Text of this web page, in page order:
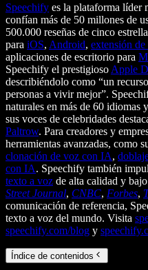
Speechify es la plataforma líder
confían más de 50 millones de
500.000 reseñas de cinco
para iOS, Android, extensión
aplicaciones de escritorio para
Speechify el prestigioso Apple
describiéndolo como “un
personas a vivir mejor”.
naturales en más de 60 idiomas
sus voces de celebridades
Paltrow. Para creadores y
herramientas avanzadas, como
clonación de voz con IA,
con IA. Speechify también
texto a voz de alta calidad y
Street Journal, CNBC, Forbes,
comunicación de referencia,
texto a voz del mundo. Visita
speechify.com/blog y
Índice de contenidos